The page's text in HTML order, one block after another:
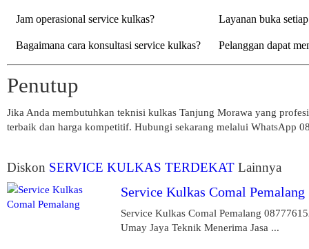
Jam operasional service kulkas? Layanan buka
Bagaimana cara konsultasi service kulkas? Pelanggan dapat
Penutup
Jika Anda membutuhkan teknisi kulkas Tanjung Morawa yang
terbaik dan harga kompetitif. Hubungi sekarang melalui WhatsApp
Diskon SERVICE KULKAS TERDEKAT Lainnya
Service Kulkas Comal Pemalang
Service Kulkas Comal Pemalang
Umay Jaya Teknik Menerima Jasa ...